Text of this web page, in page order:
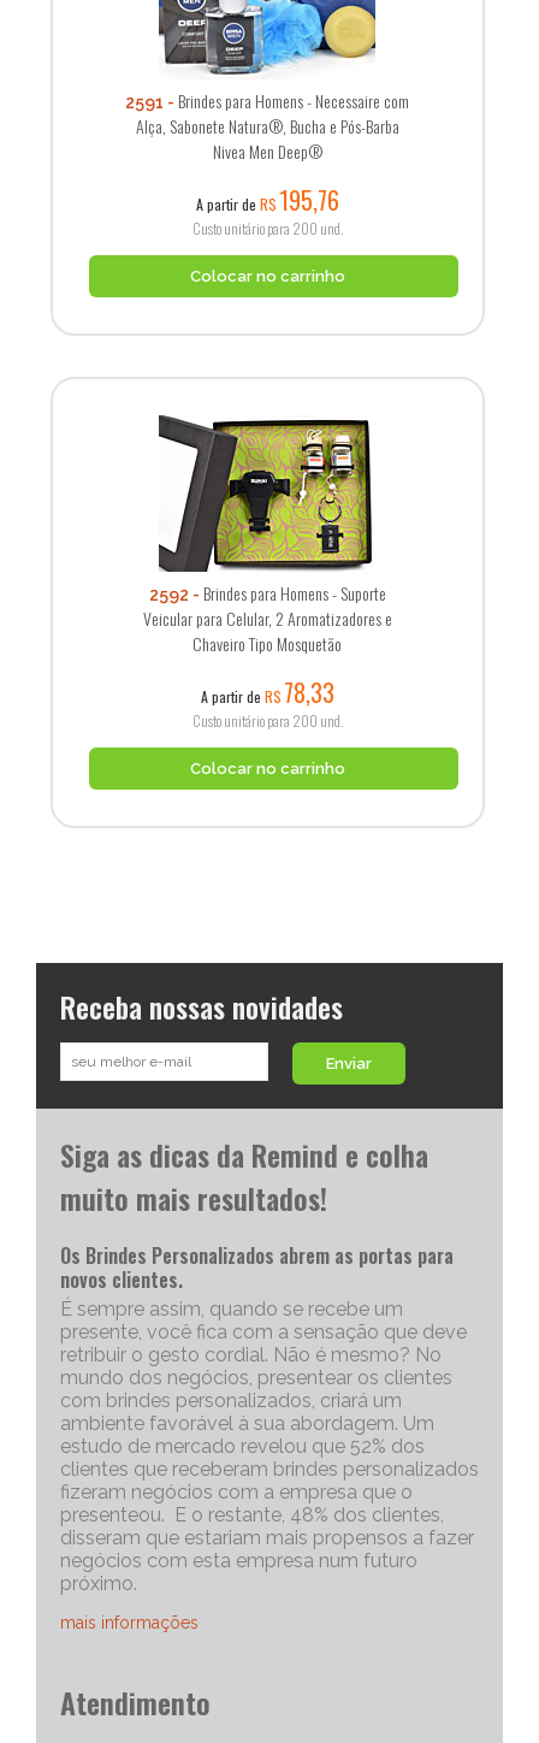
2591
Brindes para Homens - Necessaire com
Alça, Sabonete Natura®, Bucha e Pós-Barba
Nivea Men Deep®
A partir de R$ 195,76
Custo unitário para 200 und.
Colocar no carrinho
2592
Brindes para Homens - Suporte
Veicular para Celular, 2 Aromatizadores e
Chaveiro Tipo Mosquetão
A partir de R$ 78,33
Custo unitário para 200 und.
Colocar no carrinho
Receba nossas novidades
Enviar
Siga as dicas da Remind e colha
muito mais resultados!
Os Brindes Personalizados abrem as portas para
novos clientes.
É sempre assim, quando se recebe um
presente, você fica com a sensação que deve
retribuir o gesto cordial. Não é mesmo? No
mundo dos negócios, presentear os clientes
com brindes personalizados, criará um
ambiente favorável à sua abordagem. Um
estudo de mercado revelou que 52% dos
clientes que receberam brindes personalizados
fizeram negócios com a empresa que o
presenteou. E o restante, 48% dos clientes,
disseram que estariam mais propensos a fazer
negócios com esta empresa num futuro
próximo.
mais informações
eficazes para iniciar uma conversa com um
Atendimento